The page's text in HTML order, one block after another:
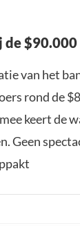
$90.000
van het
rond de
keert de
Geen